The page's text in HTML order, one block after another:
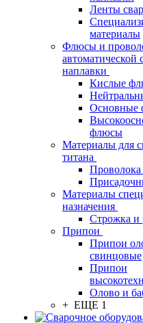
Ленты
материалы
Флюсы и
автоматической
наплавки
Кислые
Основные
флюсы
Материалы для
титана
Материалы
назначения
Строжка и
Припои
Припои
свинцовые
Припои
Олово и
+ ЕЩЕ 1